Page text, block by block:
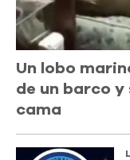
Un lobo
de un barco y
cama